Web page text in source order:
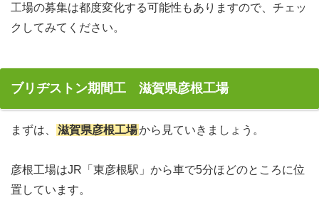
工場の募集は都度変化する可能性もありますので、チェッ
クしてみてください。
ブリヂストン期間工 滋賀県彦根工場
まずは、 滋賀県彦根工場から見ていきましょう。
彦根工場はJR「東彦根駅」から車で5分ほどのところに位
置しています。